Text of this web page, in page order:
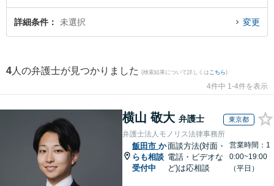
特定を法律相談できる飯田市内の弁護士に相談予約したい』などでお困りの相
談者さんにおすすめです。
詳細条件 未選択 変更
4 人の弁護士が見つかりました (検索結果について詳しくは こちら)
4件中 1-4件を表示
横山 敬大 弁護士 東京都
弁護士法人モノリス法律事務所
飯田市 か
らも相談
受付中
面談方法(対面・
電話・ビデオな
ど)は応相談
営業時間：1
0:00~19:00
（平日）